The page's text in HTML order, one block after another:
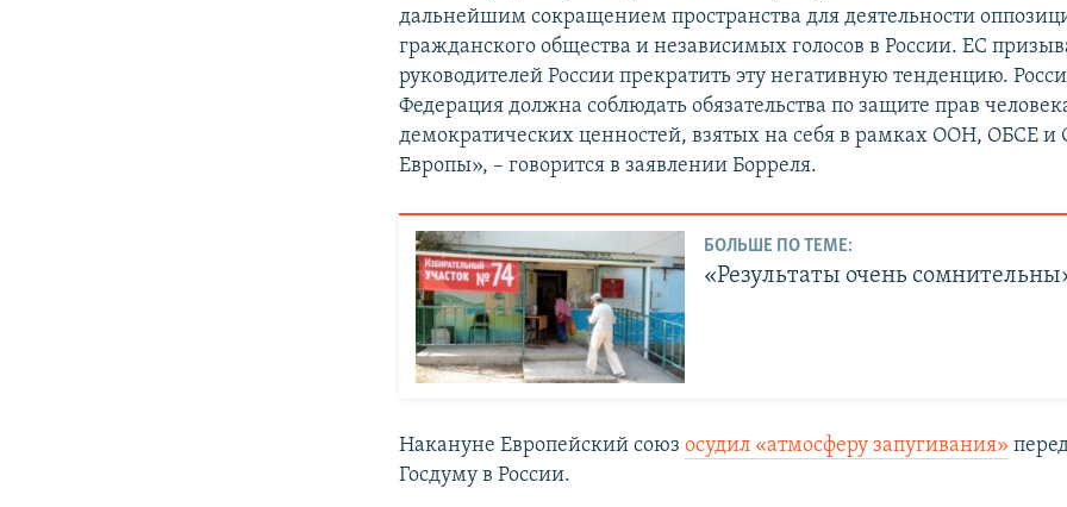
дальнейшим сокращением пространства для деятельности
гражданского общества и независимых голосов в России. ЕС
руководителей России прекратить эту негативную тенденцию.
Федерация должна соблюдать обязательства по защите прав
демократических ценностей, взятых на себя в рамках ООН, ОБСЕ и
Европы», – говорится в заявлении Борреля.
БОЛЬШЕ ПО ТЕМЕ:
«Результаты очень
Накануне Европейский союзосудил «атмосферу запугивания»
Госдуму в России.